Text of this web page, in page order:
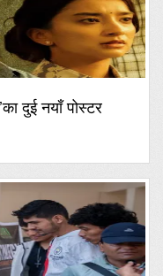
दुई नयाँ पोस्टर